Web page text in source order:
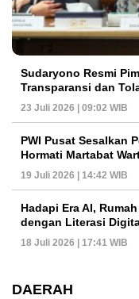
Sudaryono Resmi
Transparansi dan
23 Juli 2026 | 09:02 WIB
PWI Pusat Sesalkan
Hormati Martabat
19 Juli 2026 | 14:42 WIB
Hadapi Era AI,
dengan Literasi
18 Juli 2026 | 17:41 WIB
DAERAH